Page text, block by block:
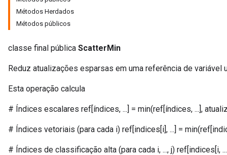
Métodos Herdados
Métodos públicos
classe final pública ScatterMin
Reduz atualizações esparsas em uma referência de variável
Esta operação calcula
# Índices escalares ref[índices, ...] = min(ref[índices, ...],
# Índices vetoriais (para cada i) ref[indices[i], ...] =
# Índices de classificação alta (para cada i, ..., j) ref[indices[i,